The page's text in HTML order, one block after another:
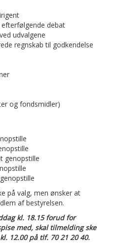
debat
udvalgene
regnskab til godkendelse
og fondsmidler)
genopstille
på valg, men ønsker at
af bestyrelsen.
kl. 18.15 forud for
med, skal tilmelding ske
12.00 på tlf. 70 21 20 40.